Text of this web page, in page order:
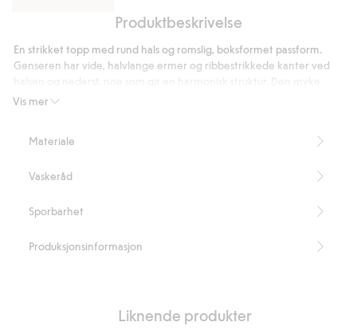
Produktbeskrivelse
Vis mer
En strikket topp med rund hals og romslig, boksformet passform.
Genseren har vide, halvlange ermer og ribbestrikkede kanter ved
kvaliteten og den avslappede passformen gjør at plagget er lett å
Halvlange, vide ermer
Lengde 58 cm i størrelse S
Materiale
Vaskeråd
Sporbarhet
Produksjonsinformasjon
Liknende produkter